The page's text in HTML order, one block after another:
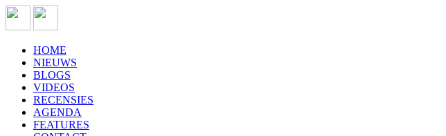
HOME
NIEUWS
BLOGS
VIDEOS
RECENSIES
AGENDA
FEATURES